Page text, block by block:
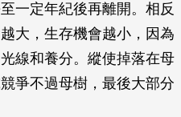
一定年紀後再離開。相反
大，生存機會越小，因為
線和養分。縱使掉落在母
爭不過母樹，最後大部分